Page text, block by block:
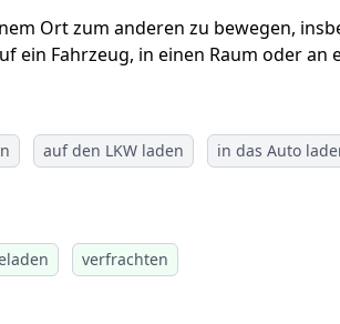
Ort zum anderen zu bewegen,
ein Fahrzeug, in einen Raum oder
auf den LKW laden in das Auto
verfrachten